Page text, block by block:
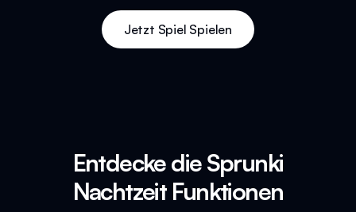
Jetzt Spiel Spielen
Entdecke die Sprunki
Nachtzeit Funktionen